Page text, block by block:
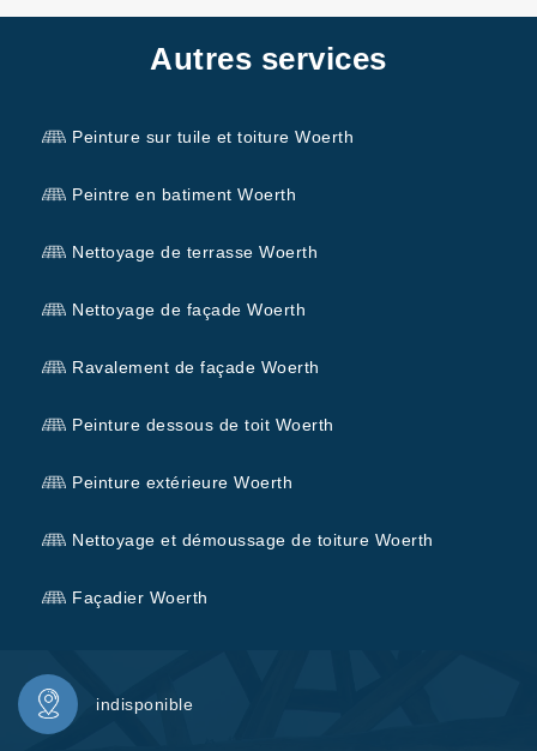
Autres services
Peinture sur tuile et toiture Woerth
Peintre en batiment Woerth
Nettoyage de terrasse Woerth
Nettoyage de façade Woerth
Ravalement de façade Woerth
Peinture dessous de toit Woerth
Peinture extérieure Woerth
Nettoyage et démoussage de toiture Woerth
Façadier Woerth
indisponible